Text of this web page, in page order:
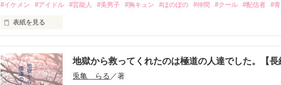
#イケメン #アイドル #芸能人 #美男子 #胸キュン #ほのぼの #仲間 #クール #配信者 #
表紙を見る
不器用でも努力を諦めない赤。
無口で頼れる黒。
天才肌で笑顔が眩しい白。
地獄から救ってくれたのは極道の人達でした。【
兎亀 らる ／著